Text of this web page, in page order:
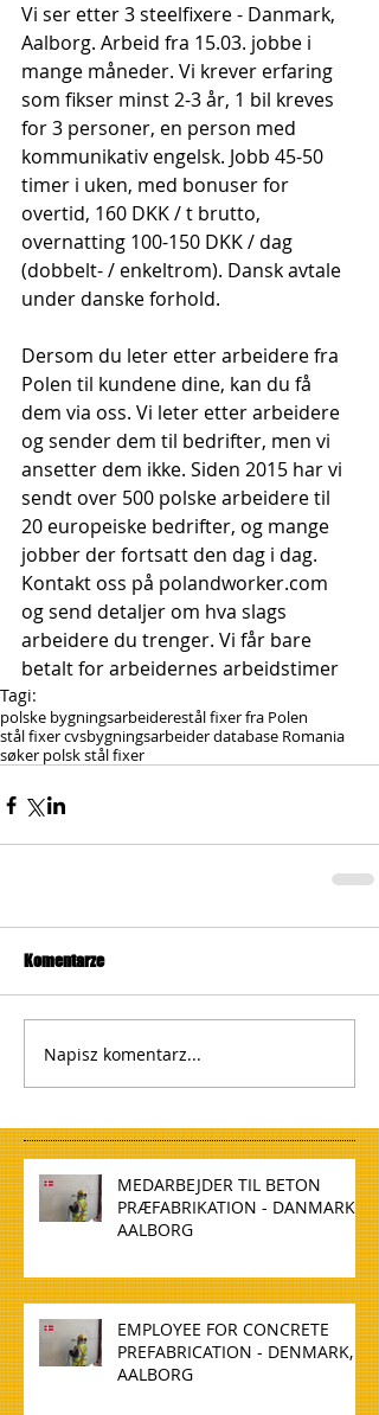
Vi ser etter 3 steelfixere - Danmark,
Aalborg. Arbeid fra 15.03. jobbe i
mange måneder. Vi krever erfaring
som fikser minst 2-3 år, 1 bil kreves
for 3 personer, en person med
kommunikativ engelsk. Jobb 45-50
timer i uken, med bonuser for
overtid, 160 DKK / t brutto,
overnatting 100-150 DKK / dag
(dobbelt- / enkeltrom). Dansk avtale
under danske forhold.
Dersom du leter etter arbeidere fra
Polen til kundene dine, kan du få
dem via oss. Vi leter etter arbeidere
og sender dem til bedrifter, men vi
ansetter dem ikke. Siden 2015 har vi
sendt over 500 polske arbeidere til
20 europeiske bedrifter, og mange
jobber der fortsatt den dag i dag.
Kontakt oss på polandworker.com
og send detaljer om hva slags
arbeidere du trenger. Vi får bare
betalt for arbeidernes arbeidstimer
Tagi:
polske bygningsarbeiderestål fixer fra Polen
stål fixer cvsbygningsarbeider database Romania
søker polsk stål fixer
Komentarze
Napisz komentarz...
MEDARBEJDER TIL BETON
PRÆFABRIKATION - DANMARK,
AALBORG
EMPLOYEE FOR CONCRETE
PREFABRICATION - DENMARK,
AALBORG